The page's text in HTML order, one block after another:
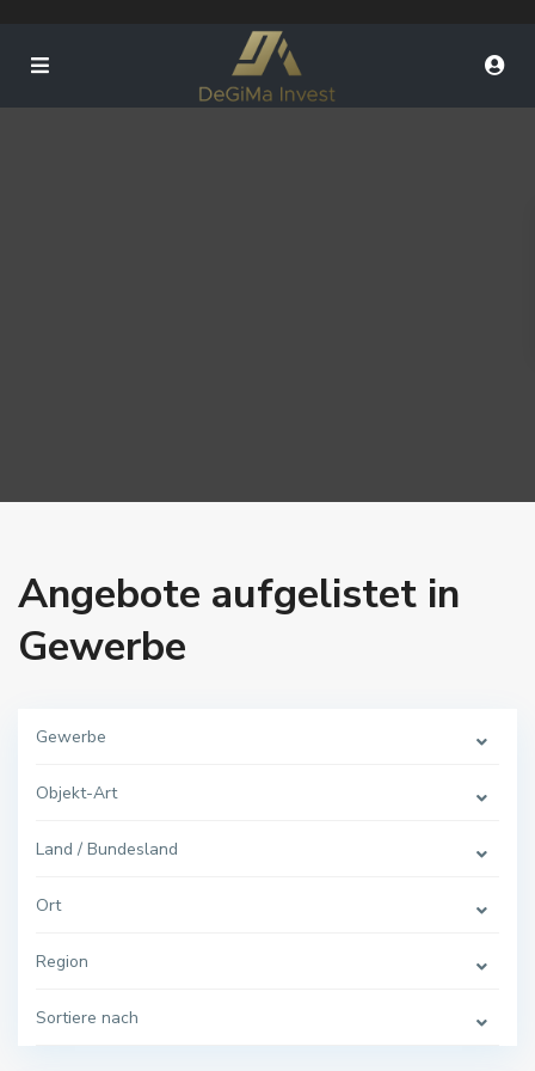
Angebote aufgelistet in
Gewerbe
Gewerbe
Objekt-Art
Land / Bundesland
Ort
Region
Sortiere nach